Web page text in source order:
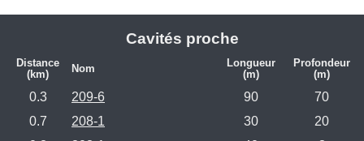
Cavités proche
Distance
(km)
Nom
Longueur
(m)
Profondeur
(m)
0.3 209-6 90
70
0.7
208-1 30
20